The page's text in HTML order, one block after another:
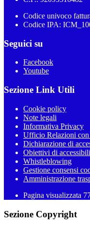
Codice univoco
Codice IPA:
Seguici su
Facebook
Youtube
Sezione Link Utili
Cookie policy
Note legali
Informativa Privacy
Ufficio Relazioni
Dichiarazione di
Obiettivi di
Whistleblowing
Gestione consensi
Amministrazione
Pagina visualizzata
Sezione Copyright